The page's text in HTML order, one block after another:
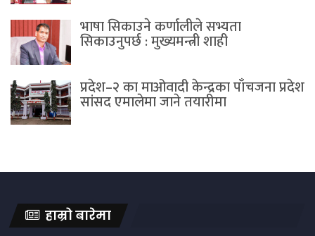
भाषा सिकाउने कर्णालीले सभ्यता
सिकाउनुपर्छ : मुख्यमन्त्री शाही
प्रदेश–२ का माओवादी केन्द्रका पाँचजना प्रदेश
सांसद एमालेमा जाने तयारीमा
हाम्रो बारेमा